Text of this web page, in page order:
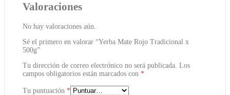
Valoraciones
No hay valoraciones aún.
Sé el primero en valorar “Yerba Mate Rojo Tradicional x
500g”
Tu dirección de correo electrónico no será publicada. Los
campos obligatorios están marcados con *
Tu puntuación *